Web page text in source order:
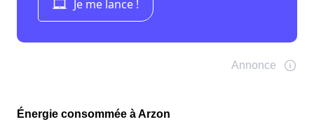
Énergie consommée à Arzon